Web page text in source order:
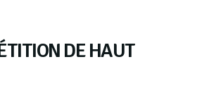
DE HAUT